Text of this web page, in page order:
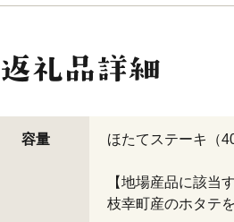
容量 ほたてステーキ（
【地場産品に該当
枝幸町産のホタテ